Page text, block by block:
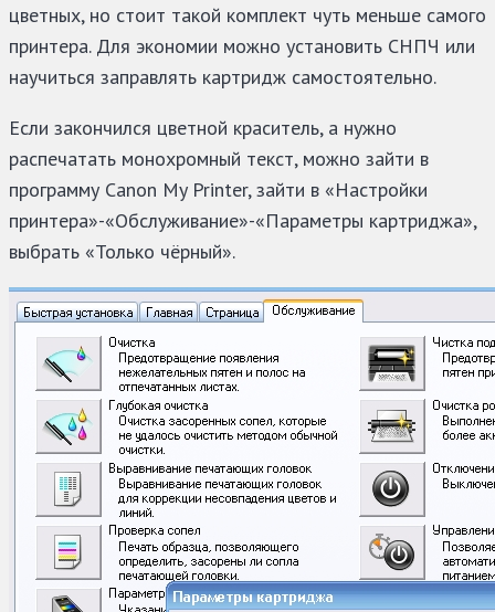
цветных, но стоит такой комплект чуть меньше самого
принтера. Для экономии можно установить СНПЧ или
научиться заправлять картридж самостоятельно.
Если закончился цветной краситель, а нужно
распечатать монохромный текст, можно зайти в
программу Canon My Printer, зайти в «Настройки
принтера»-«Обслуживание»-«Параметры картриджа»,
выбрать «Только чёрный».